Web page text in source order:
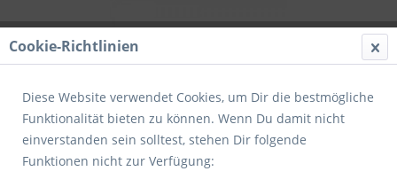
Cookie-Richtlinien
Diese Website verwendet Cookies, um Dir die bestmögliche
Funktionalität bieten zu können. Wenn Du damit nicht
einverstanden sein solltest, stehen Dir folgende
Funktionen nicht zur Verfügung: